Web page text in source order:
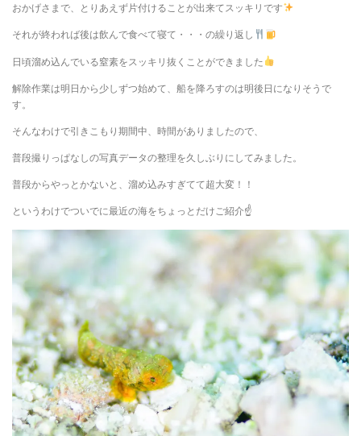
おかげさまで、とりあえず片付けることが出来てスッキリです
それが終われば後は飲んで食べて寝て・・・の繰り返し
日頃溜め込んでいる窒素をスッキリ抜くことができました
解除作業は明日から少しずつ始めて、船を降ろすのは明後日になりそうで
す。
そんなわけで引きこもり期間中、時間がありましたので、
普段撮りっぱなしの写真データの整理を久しぶりにしてみました。
普段からやっとかないと、溜め込みすぎてて超大変！！
というわけでついでに最近の海をちょっとだけご紹介☝️